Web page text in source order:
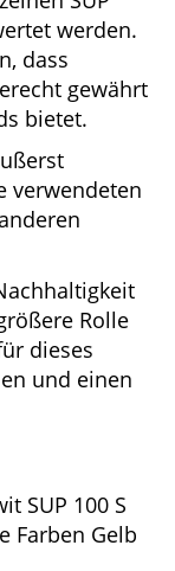
auch
Mängel
SUP
werden.
dass
Boards
einem
Rolle
dieses
und einen